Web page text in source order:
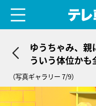
ゆうちゃみ、
ういう体位かも
（写真ギャラリー 7/9）